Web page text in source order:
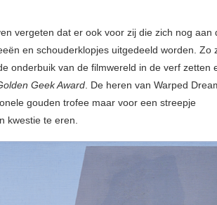
vergeten dat er ook voor zij die zich nog aan
en schouderklopjes uitgedeeld worden. Zo
onderbuik van de filmwereld in de verf zetten
Geek Award. De heren van Warped
gouden trofee maar voor een streepje
kwestie te eren.